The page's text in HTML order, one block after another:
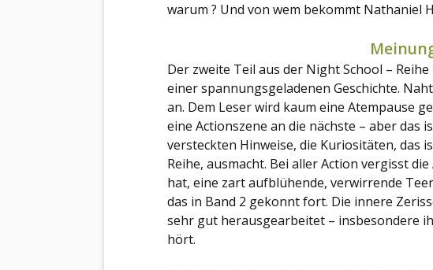
warum ? Und von wem bekommt Nathaniel
Der zweite Teil aus der Night School –
einer spannungsgeladenen Geschichte.
an. Dem Leser wird kaum eine Atempause
eine Actionszene an die nächste – aber das
versteckten Hinweise, die Kuriositäten, das
Reihe, ausmacht. Bei aller Action vergisst
hat, eine zart aufblühende, verwirrende
das in Band 2 gekonnt fort. Die innere
sehr gut herausgearbeitet – insbesondere
hört.